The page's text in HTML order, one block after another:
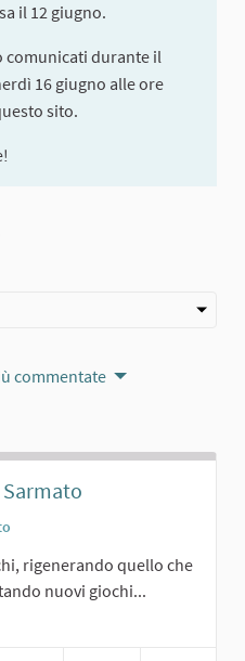
il 12 giugno.
comunicati durante il
16 giugno alle ore
sito.
commentate
rigenerando quello che
nuovi giochi...
di Via Nenni